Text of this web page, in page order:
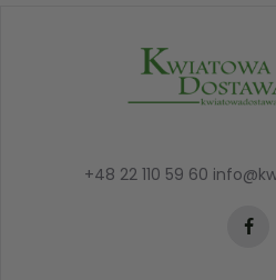
+48 22 110 59 60